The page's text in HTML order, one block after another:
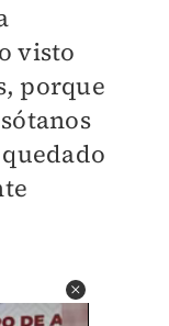
visto
porque